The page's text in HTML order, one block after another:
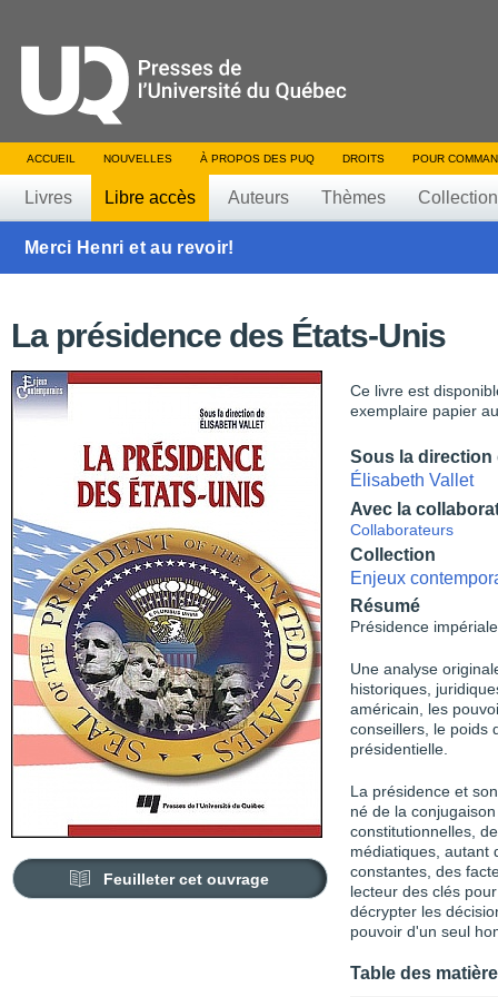
ACCUEIL NOUVELLES À PROPOS DES PUQ DROITS POUR
Livres Libre accès Auteurs Thèmes
Merci Henri et au revoir!
La présidence des États-Unis
Feuilleter cet ouvrage
Ce livre est
exemplaire papier
Sous la direction
Élisabeth Vallet
Avec la
Collaborateurs
Collection
Enjeux
Résumé
Présidence
Une analyse
historiques,
américain, les
conseillers, le poids
présidentielle.
La présidence et
né de la
constitutionnelles,
médiatiques, autant
constantes, des
lecteur des clés
décrypter les
pouvoir d'un seul
Table des